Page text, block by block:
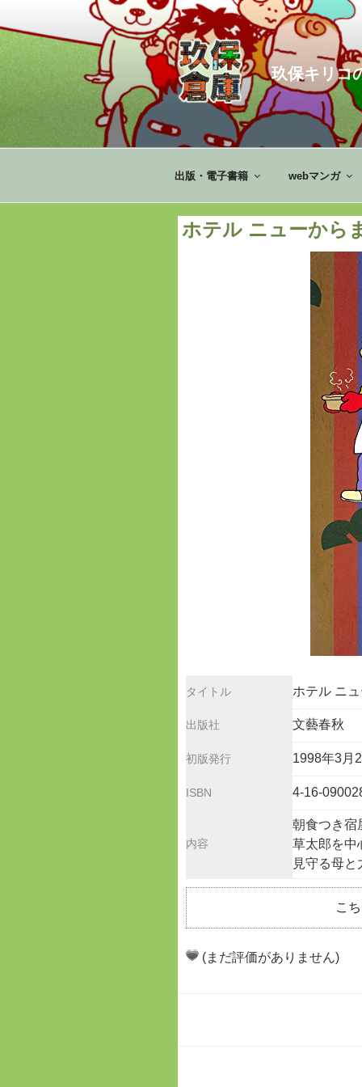
ン
テ
ン
ツ
へ
ス
キ
玖保キリコ
出版・電子書籍 webマンガ
ホテル ニューから
タイトル ホテル ニ
出版社 文藝春秋
初版発行 1998年3月
ISBN 4-16-
内容
朝食つき宿
草太郎を中
見守る母と
こ
(まだ評価がありません)